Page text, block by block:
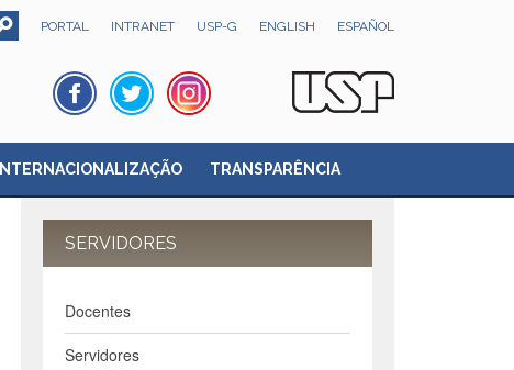
PORTAL INTRANET USP-G ENGLISH ESPAÑOL
INTERNACIONALIZAÇÃO TRANSPARÊNCIA
SERVIDORES
Docentes
Servidores